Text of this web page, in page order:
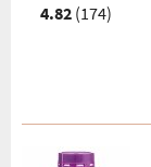
4.82 (174)